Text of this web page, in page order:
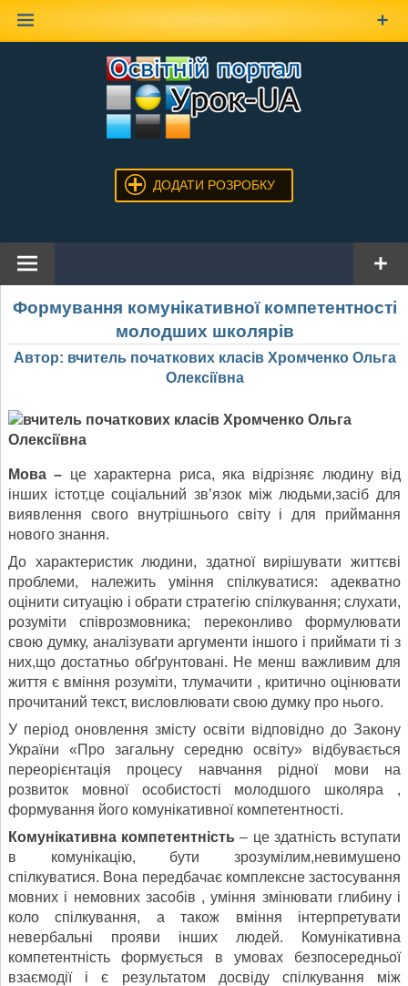
ДОДАТИ РОЗРОБКУ
Формування комунікативної компетентності
молодших школярів
Автор: вчитель початкових класів Хромченко Ольга
Олексіївна
Мова – це характерна риса, яка відрізняє людину від
інших істот,це соціальний зв’язок між людьми,засіб для
виявлення свого внутрішнього світу і для приймання
нового знання.
До характеристик людини, здатної вирішувати життєві
проблеми, належить уміння спілкуватися: адекватно
оцінити ситуацію і обрати стратегію спілкування; слухати,
розуміти співрозмовника; переконливо формулювати
свою думку, аналізувати аргументи іншого і приймати ті з
них,що достатньо обґрунтовані. Не менш важливим для
життя є вміння розуміти, тлумачити , критично оцінювати
прочитаний текст, висловлювати свою думку про нього.
У період оновлення змісту освіти відповідно до Закону
України «Про загальну середню освіту» відбувається
переорієнтація процесу навчання рідної мови на
розвиток мовної особистості молодшого школяра ,
формування його комунікативної компетентності.
Комунікативна компетентність – це здатність вступати
в комунікацію, бути зрозумілим,невимушено
спілкуватися. Вона передбачає комплексне застосування
мовних і немовних засобів , уміння змінювати глибину і
коло спілкування, а також вміння інтерпретувати
невербальні прояви інших людей. Комунікативна
компетентність формується в умовах безпосередньої
взаємодії і є результатом досвіду спілкування між